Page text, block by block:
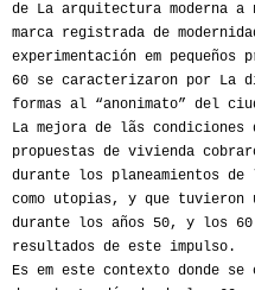
de La arquitectura moderna
marca registrada de
experimentación em
60 se caracterizaron por La
formas al “anonimato” del
La mejora de lãs
propuestas de vivienda
durante los planeamientos
como utopias, y que tuvieron
durante los años 50, y los
resultados de este impulso.
Es em este contexto donde